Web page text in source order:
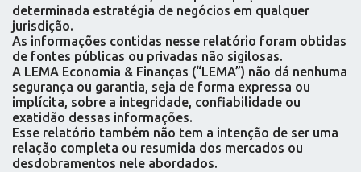
determinada estratégia de negócios em qualquer
jurisdição.
As informações contidas nesse relatório foram obtidas
de fontes públicas ou privadas não sigilosas.
A LEMA Economia & Finanças (“LEMA”) não dá nenhuma
segurança ou garantia, seja de forma expressa ou
implícita, sobre a integridade, confiabilidade ou
exatidão dessas informações.
Esse relatório também não tem a intenção de ser uma
relação completa ou resumida dos mercados ou
desdobramentos nele abordados.